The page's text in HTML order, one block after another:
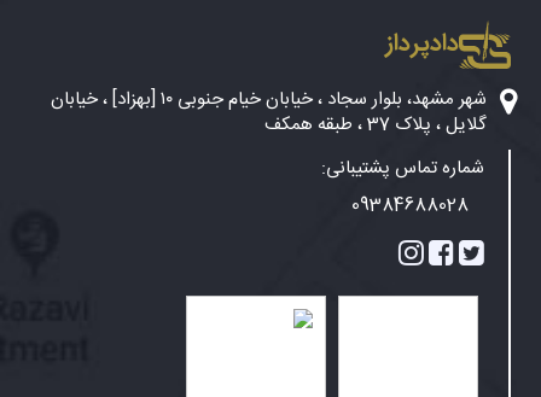
دادپرداز
شهر مشهد، بلوار سجاد ، خیابان خیام جنوبی ۱۰ [بهزاد] ، خیابان
گلایل ، پلاک 37 ، طبقه همکف
شماره تماس پشتیبانی:
09384688028